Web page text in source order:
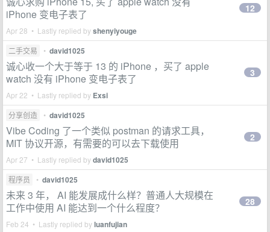
iPhone 变电子表了
Apr 28 • Lastly replied byshenyiyouge
12
二手交易 • david1025
诚心收一个大于等于 13 的 iPhone ，买了 apple
watch 没有 iPhone 变电子表了
Apr 22 • Lastly replied by Exsi
3
分享创造 • david1025
Vibe Coding 了一个类似 postman 的请求工具，
MIT 协议开源，有需要的可以去下载使用
Apr 27 • Lastly replied bydavid1025
2
程序员 • david1025
未来 3 年， AI 能发展成什么样？普通人大规模在
工作中使用 AI 能达到一个什么程度？
Feb 24 • Lastly replied byluanfujian
28